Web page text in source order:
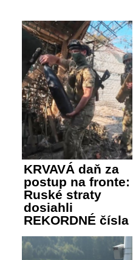
KRVAVÁ daň za
postup na fronte:
Ruské straty
dosiahli
REKORDNÉ čísla